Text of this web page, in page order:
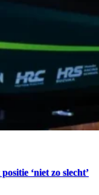
‘niet zo slecht’